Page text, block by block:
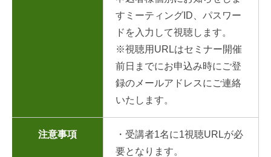
すミーティングID、パスワー
ドを入力して視聴します。
※視聴用URLはセミナー開催
前日までにお申込み時にご登
録のメールアドレスにご連絡
いたします。
注意事項
・受講者1名に1視聴URLが必
要となります。